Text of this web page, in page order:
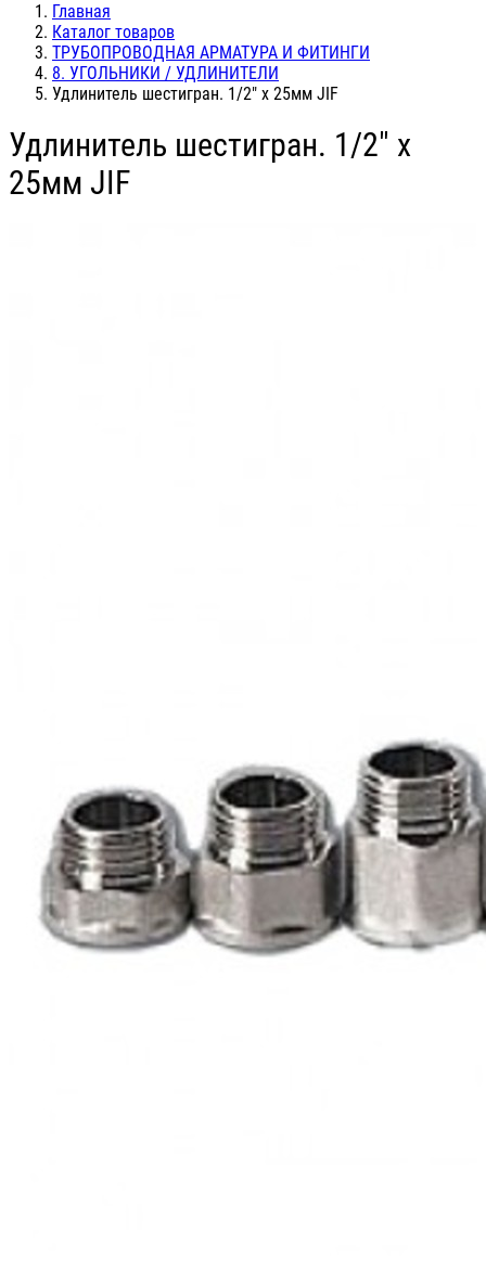
Главная
Каталог товаров
ТРУБОПРОВОДНАЯ АРМАТУРА И ФИТИНГИ
8. УГОЛЬНИКИ / УДЛИНИТЕЛИ
Удлинитель шестигран. 1/2" х 25мм JIF
Удлинитель шестигран. 1/2" х
25мм JIF